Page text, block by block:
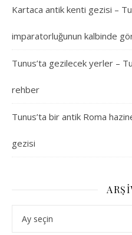
Kartaca antik kenti gezisi –
imparatorluğunun kalbinde
Tunus’ta gezilecek yerler –
rehber
Tunus’ta bir antik Roma
gezisi